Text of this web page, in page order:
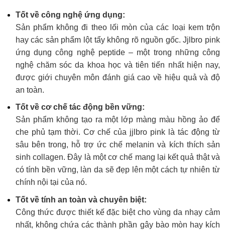
Tốt về công nghệ ứng dụng:
Sản phẩm không đi theo lối mòn của các loại kem trộn
hay các sản phẩm lột tẩy không rõ nguồn gốc. Jjlbro pink
ứng dụng công nghệ peptide – một trong những công
nghệ chăm sóc da khoa học và tiên tiến nhất hiện nay,
được giới chuyên môn đánh giá cao về hiệu quả và độ
an toàn.
Tốt về cơ chế tác động bền vững:
Sản phẩm không tạo ra một lớp màng màu hồng ảo để
che phủ tạm thời. Cơ chế của jjlbro pink là tác động từ
sâu bên trong, hỗ trợ ức chế melanin và kích thích sản
sinh collagen. Đây là một cơ chế mang lại kết quả thật và
có tính bền vững, làn da sẽ đẹp lên một cách tự nhiên từ
chính nội tại của nó.
Tốt về tính an toàn và chuyên biệt:
Công thức được thiết kế đặc biệt cho vùng da nhạy cảm
nhất, không chứa các thành phần gây bào mòn hay kích